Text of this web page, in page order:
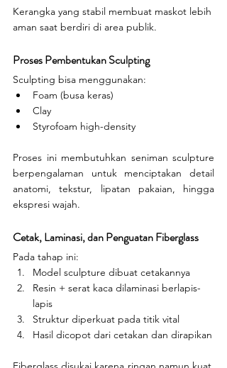
Kerangka yang stabil membuat maskot lebih
aman saat berdiri di area publik.
Proses Pembentukan Sculpting
Sculpting bisa menggunakan:
Foam (busa keras)
Clay
Styrofoam high-density
Proses ini membutuhkan seniman sculpture
berpengalaman untuk menciptakan detail
anatomi, tekstur, lipatan pakaian, hingga
ekspresi wajah.
Cetak, Laminasi, dan Penguatan Fiberglass
Pada tahap ini:
Model sculpture dibuat cetakannya
Resin + serat kaca dilaminasi berlapis-
lapis
Struktur diperkuat pada titik vital
Hasil dicopot dari cetakan dan dirapikan